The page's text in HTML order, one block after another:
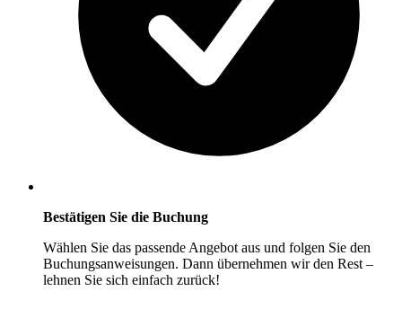
Bestätigen Sie die Buchung
Wählen Sie das passende Angebot aus und folgen Sie den
Buchungsanweisungen. Dann übernehmen wir den Rest –
lehnen Sie sich einfach zurück!